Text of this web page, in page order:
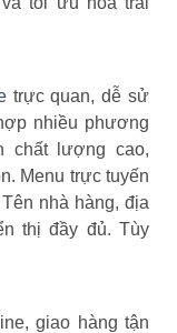
trực quan, dễ sử
nhiều phương
chất lượng cao,
Menu trực tuyến
nhà hàng, địa
thị đầy đủ. Tùy
giao hàng tận